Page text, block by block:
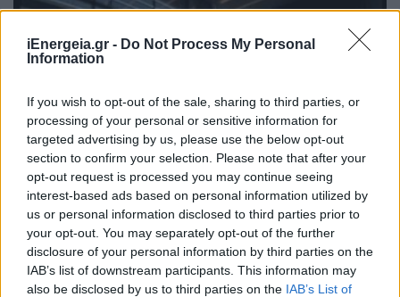
iEnergeia.gr - Do Not Process My Personal
Information
If you wish to opt-out of the sale, sharing to third parties, or
processing of your personal or sensitive information for
targeted advertising by us, please use the below opt-out
section to confirm your selection. Please note that after your
opt-out request is processed you may continue seeing
interest-based ads based on personal information utilized by
us or personal information disclosed to third parties prior to
your opt-out. You may separately opt-out of the further
disclosure of your personal information by third parties on the
IAB’s list of downstream participants. This information may
also be disclosed by us to third parties on the IAB’s List of
ΗΛΕΚΤΡΙΣΜΟΣ
METLEN: Ιστορικά υψηλές επιδόσεις κατά το
Α’ Εξάμηνο του 2026 σε όλους τους βασικούς
χρηματοοικονομικούς δείκτες
06/08/2026 - 11:20